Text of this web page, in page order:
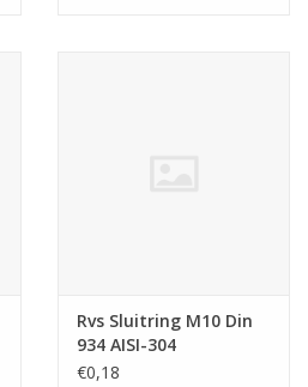
Rvs Sluitring M10 Din
934 AISI-304
€0,18